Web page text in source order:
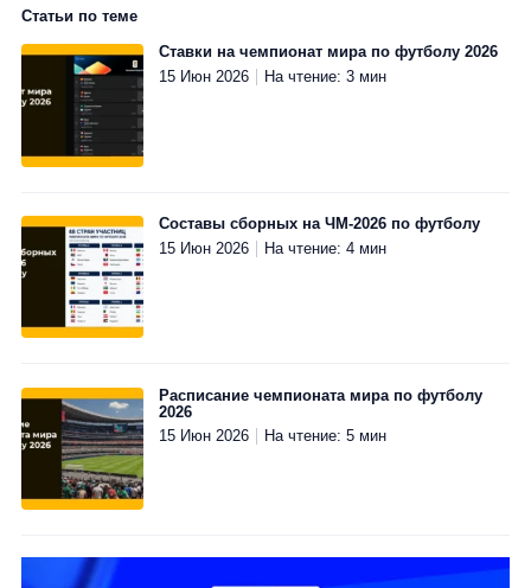
000 ₽
Перейти
›
000₽
Перейти
›
4.5
Перейти
4.4
Перейти
Перейти
›
3000₽
Перейти
›
4.5
Перейти
000₽
Перейти
›
2000₽
Перейти
›
Перейти
›
Статьи по теме
Ставки на чемпионат мира по футболу 2026
15 Июн 2026
На чтение: 3 мин
Составы сборных на ЧМ-2026 по футболу
15 Июн 2026
На чтение: 4 мин
Расписание чемпионата мира по футболу
2026
15 Июн 2026
На чтение: 5 мин